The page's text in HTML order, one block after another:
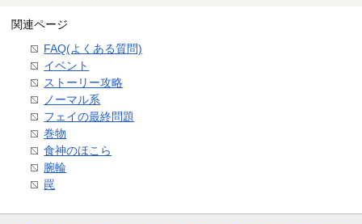
関連ページ
FAQ(よくある質問)
イベント
ストーリー攻略
ノーマル系
フェイの最終問題
巻物
食神のほこら
腕輪
罠